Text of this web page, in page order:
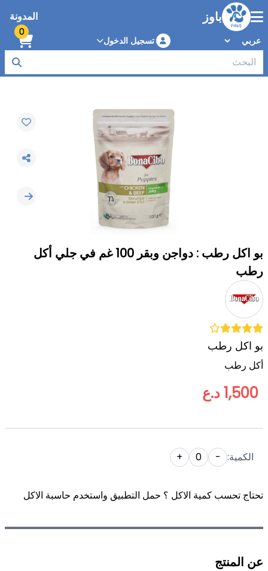
باوز المدونة
تسجيل الدخول
0
بو اكل رطب : دواجن وبقر 100 غم في جلي أكل
رطب
بو اكل رطب
أكل رطب
1,500 د.ع
الكمية: -
0
+
تحتاج تحسب كمية الاكل ؟ حمل التطبيق واستخدم حاسبة الاكل
عن المنتج